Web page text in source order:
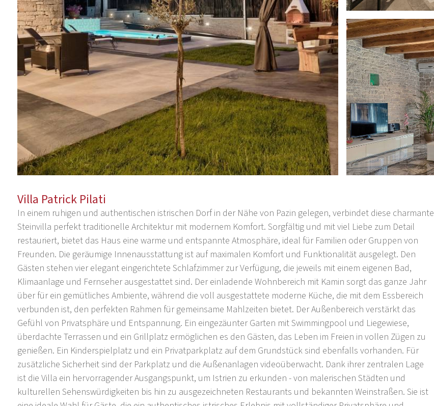
Villa Patrick Pilati
In einem ruhigen und authentischen istrischen Dorf in der Nähe von Pazin gelegen, verbindet diese charmante
Steinvilla perfekt traditionelle Architektur mit modernem Komfort. Sorgfältig und mit viel Liebe zum Detail
restauriert, bietet das Haus eine warme und entspannte Atmosphäre, ideal für Familien oder Gruppen von
Freunden. Die geräumige Innenausstattung ist auf maximalen Komfort und Funktionalität ausgelegt. Den
Gästen stehen vier elegant eingerichtete Schlafzimmer zur Verfügung, die jeweils mit einem eigenen Bad,
Klimaanlage und Fernseher ausgestattet sind. Der einladende Wohnbereich mit Kamin sorgt das ganze Jahr
über für ein gemütliches Ambiente, während die voll ausgestattete moderne Küche, die mit dem Essbereich
verbunden ist, den perfekten Rahmen für gemeinsame Mahlzeiten bietet. Der Außenbereich verstärkt das
Gefühl von Privatsphäre und Entspannung. Ein eingezäunter Garten mit Swimmingpool und Liegewiese,
überdachte Terrassen und ein Grillplatz ermöglichen es den Gästen, das Leben im Freien in vollen Zügen zu
genießen. Ein Kinderspielplatz und ein Privatparkplatz auf dem Grundstück sind ebenfalls vorhanden. Für
zusätzliche Sicherheit sind der Parkplatz und die Außenanlagen videoüberwacht. Dank ihrer zentralen Lage
ist die Villa ein hervorragender Ausgangspunkt, um Istrien zu erkunden - von malerischen Städten und
kulturellen Sehenswürdigkeiten bis hin zu ausgezeichneten Restaurants und bekannten Weinstraßen. Sie ist